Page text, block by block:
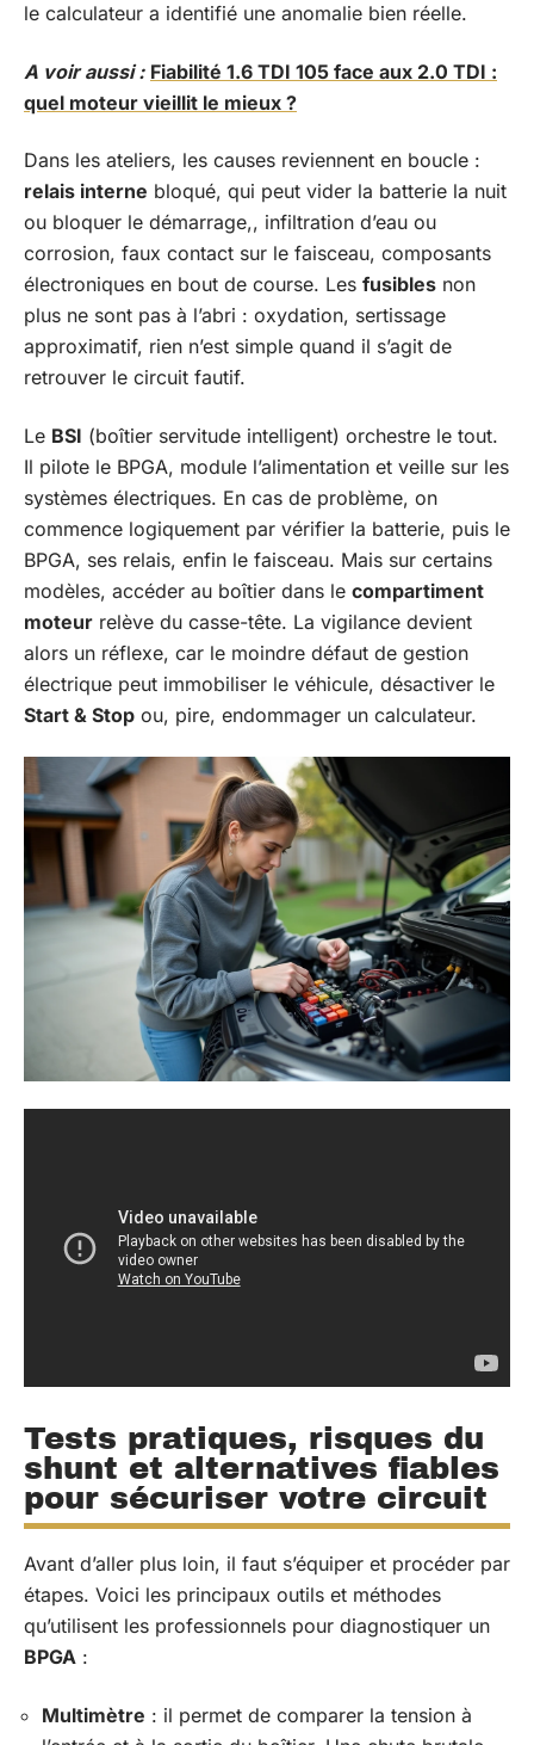
le calculateur a identifié une anomalie bien réelle.
A voir aussi : Fiabilité 1.6 TDI 105 face aux 2.0 TDI :
quel moteur vieillit le mieux ?
Dans les ateliers, les causes reviennent en boucle :
relais interne bloqué, qui peut vider la batterie la nuit
ou bloquer le démarrage,, infiltration d’eau ou
corrosion, faux contact sur le faisceau, composants
électroniques en bout de course. Les fusibles non
plus ne sont pas à l’abri : oxydation, sertissage
approximatif, rien n’est simple quand il s’agit de
retrouver le circuit fautif.
Le BSI (boîtier servitude intelligent) orchestre le tout.
Il pilote le BPGA, module l’alimentation et veille sur les
systèmes électriques. En cas de problème, on
commence logiquement par vérifier la batterie, puis le
BPGA, ses relais, enfin le faisceau. Mais sur certains
modèles, accéder au boîtier dans le compartiment
moteur relève du casse-tête. La vigilance devient
alors un réflexe, car le moindre défaut de gestion
électrique peut immobiliser le véhicule, désactiver le
Start & Stop ou, pire, endommager un calculateur.
Tests pratiques, risques du
shunt et alternatives fiables
pour sécuriser votre circuit
Avant d’aller plus loin, il faut s’équiper et procéder par
étapes. Voici les principaux outils et méthodes
qu’utilisent les professionnels pour diagnostiquer un
BPGA :
Multimètre : il permet de comparer la tension à